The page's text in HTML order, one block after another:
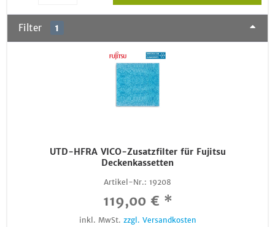
Filter 1
UTD-HFRA VICO-Zusatzfilter für Fujitsu
Deckenkassetten
Artikel-Nr.: 19208
119,00 € *
inkl. MwSt. zzgl. Versandkosten